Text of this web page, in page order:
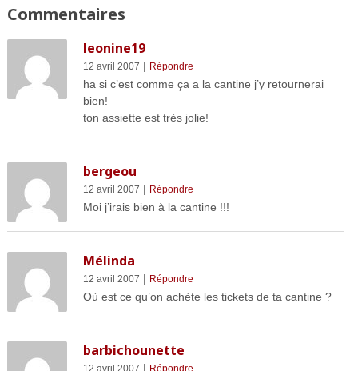
Commentaires
leonine19
12 avril 2007 | Répondre
ha si c’est comme ça a la cantine j’y retournerai
bien!
ton assiette est très jolie!
bergeou
12 avril 2007 | Répondre
Moi j’irais bien à la cantine !!!
Mélinda
12 avril 2007 | Répondre
Où est ce qu’on achète les tickets de ta cantine ?
barbichounette
12 avril 2007 | Répondre